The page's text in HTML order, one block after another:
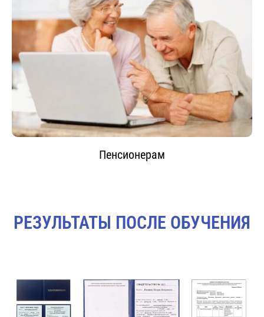
Пенсионерам
РЕЗУЛЬТАТЫ ПОСЛЕ ОБУЧЕНИЯ